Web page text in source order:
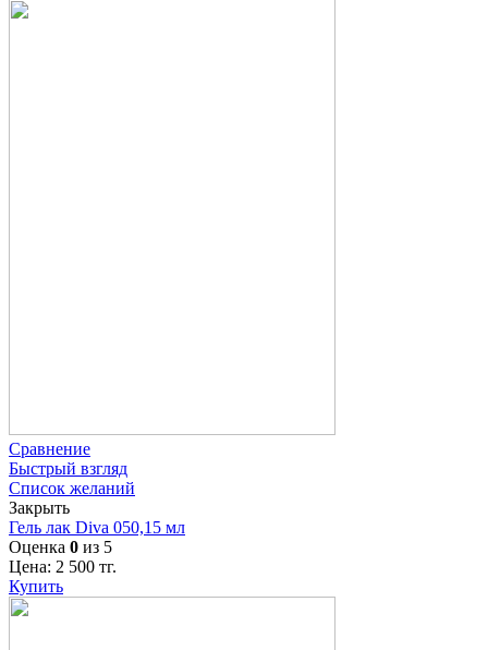
Сравнение
Быстрый взгляд
Список желаний
Закрыть
Гель лак Diva 050,15 мл
Оценка 0 из 5
Цена: 2 500 тг.
Купить